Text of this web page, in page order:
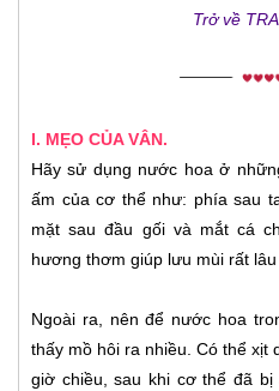
Trở về
I. MẸO CỦA VÂN.
Hãy sử dụng nước hoa ở
ấm của cơ thể như: phía sau
mặt sau đầu gối và mắt cá
hương thơm giúp lưu mùi rất lâu
Ngoài ra, nên để nước hoa
thấy mồ hôi ra nhiều. Có thể xịt
giờ chiều, sau khi cơ thể đã